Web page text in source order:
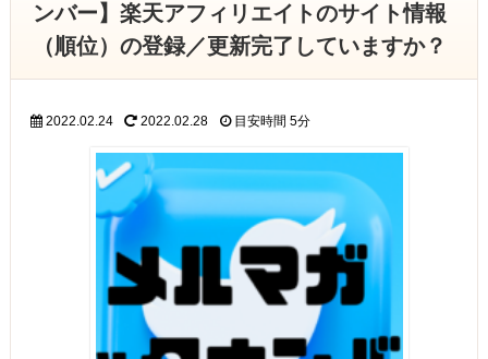
ンバー】楽天アフィリエイトのサイト情報
（順位）の登録／更新完了していますか？
2022.02.24 2022.02.28 目安時間 5分